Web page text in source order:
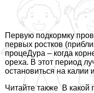
Первую подкормку
первых ростков
процеДypa – когда
ореха. В этот период
остановиться на калии
Читайте также В какой